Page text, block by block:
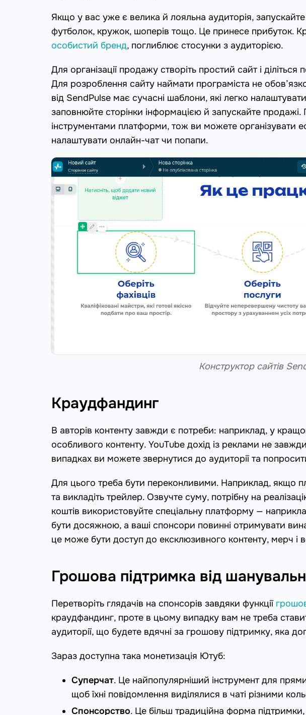
Якщо у вас уже є велика й лояльна аудиторія, запускайте
футболок, кружок, шоперів тощо. Це принесе прибуток.
особистий бренд, поглиблює стосунки з аудиторією.
Для організації продажу створіть простий сайт і
Для розроблення сайту наймати програміста не
від SendPulse має сучасні шаблони, які легко
заповнюйте сторінки інформацією й запускайте продажі.
інструментами платформи, тож ви можете організувати
налаштувати онлайн-чат чи попапи.
Конструктор сайтів
Краудфандинг
В авторів контенту завжди є потреби: наприклад, у
особливого контенту. YouTube дохід із реклами не
випадках ви можете звернутися до аудиторії та
Для цього треба бути переконливими. Наприклад, якщо
та викладіть трейлер. Озвучте суму, потрібну на
коштів використовуйте спеціальну платформу —
бути досяжною, а ваші спонсори повинні отримувати
це може бути доступ до ексклюзивного контенту, мерч і
Грошова підтримка від
Перетворіть глядачів на спонсорів завдяки функції
краудфандинг, проте в цьому випадку вам не треба
аудиторії, що будете вдячні за грошову підтримку, яка
Зараз доступна така монетизація Ютуб:
Суперчат. Це найпопулярніший інструмент для
щоб їхні повідомлення виділялися в чаті різними
Спонсорство. Це більш традиційна форма